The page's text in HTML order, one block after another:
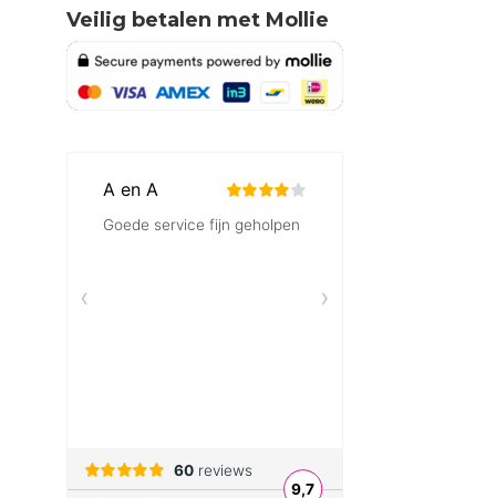
Veilig betalen met Mollie